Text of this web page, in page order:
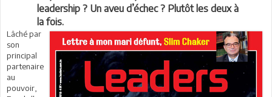
leadership ? Un aveu d’échec ? Plutôt les deux à
la fois.
Lâché par
son
principal
partenaire
au
pouvoir,